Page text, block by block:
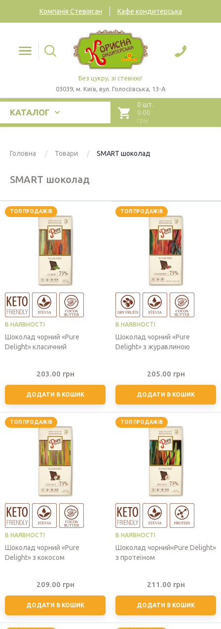
Компанія Стевіясан Кафе кондитерська
Без цукру, зі стевією!
03039, м. Київ, вул. Голосіївська, 13-А
КАТАЛОГ
0 шт.
0.00
грн
Головна Товари SMART шоколад
SMART шоколад
ТОП ПРОДАЖІВ
В НАЯВНОСТІ
Шоколад чорний «Pure
Delight» класичний
203.00 грн
ДОДАТИ В КОШИК
ТОП ПРОДАЖІВ
В НАЯВНОСТІ
Шоколад чорний «Pure
Delight» з журавлиною
205.00 грн
ДОДАТИ В КОШИК
ТОП ПРОДАЖІВ
В НАЯВНОСТІ
Шоколад чорний «Pure
Delight» з кокосом
209.00 грн
ДОДАТИ В КОШИК
ТОП ПРОДАЖІВ
В НАЯВНОСТІ
Шоколад чорний«Pure Delight»
з протеїном
211.00 грн
ДОДАТИ В КОШИК